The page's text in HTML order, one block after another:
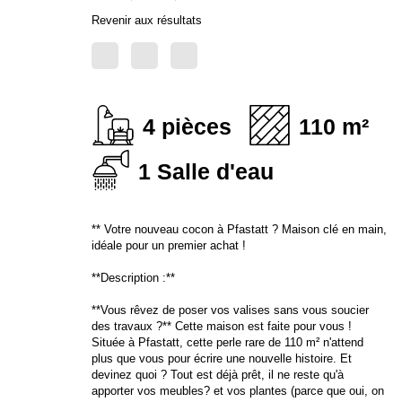
Revenir aux résultats
4 pièces
110 m²
1 Salle d'eau
** Votre nouveau cocon à Pfastatt ? Maison clé en
**Description :**
**Vous rêvez de poser vos valises sans vous soucier
des travaux ?** Cette maison est faite pour vous !
Située à Pfastatt, cette perle rare de 110 m²